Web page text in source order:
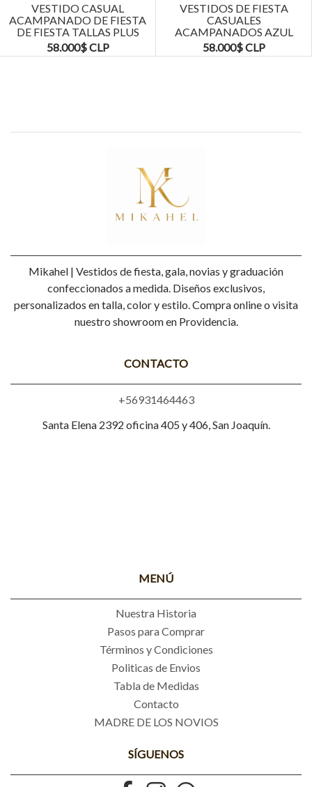
VESTIDO CASUAL
ACAMPANADO DE FIESTA
DE FIESTA TALLAS PLUS
KADRIHEL
58.000$ CLP
VESTIDOS DE FIESTA
CASUALES
ACAMPANADOS AZUL
MARINO TALLAS PLUS
KADRIHEL
58.000$ CLP
Mikahel | Vestidos de fiesta, gala, novias y graduación
confeccionados a medida. Diseños exclusivos,
personalizados en talla, color y estilo. Compra online o visita
nuestro showroom en Providencia.
CONTACTO
+56931464463
Santa Elena 2392 oficina 405 y 406, San Joaquín.
MENÚ
Nuestra Historia
Pasos para Comprar
Términos y Condiciones
Politicas de Envios
Tabla de Medidas
Contacto
MADRE DE LOS NOVIOS
SÍGUENOS